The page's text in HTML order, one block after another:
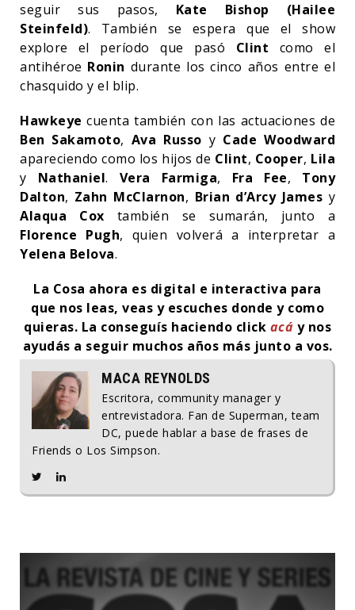
seguir sus pasos, Kate
Bishop (Hailee
Steinfeld). También se espera que el show
explore el período que pasó Clint como el
antihéroe Ronin durante los cinco años entre el
chasquido y el blip.
Hawkeye cuenta también con las actuaciones de
Ben Sakamoto, Ava Russo y Cade Woodward
apareciendo como los hijos de Clint, Cooper, Lila
y Nathaniel. Vera Farmiga, Fra Fee, Tony
Dalton, Zahn McClarnon, Brian d’Arcy James y
Alaqua Cox también se sumarán, junto a
Florence Pugh, quien volverá a interpretar a
Yelena Belova.
La Cosa ahora es digital e interactiva para
que nos leas, veas y escuches donde y como
quieras. La conseguís haciendo click acá y nos
ayudás a seguir muchos años más junto a vos.
MACA REYNOLDS
Escritora, community manager y
entrevistadora. Fan de Superman, team
DC, puede hablar a base de frases de
Friends o Los Simpson.